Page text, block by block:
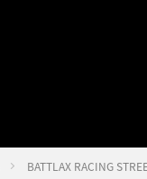
BATTLAX RACING